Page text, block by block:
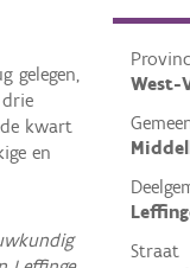
West-
Straat
gelegen,
kwart
en